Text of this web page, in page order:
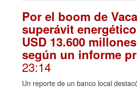
Por el boom de
superávit
USD 13.600
según un informe
23:14
Un reporte de un banco local